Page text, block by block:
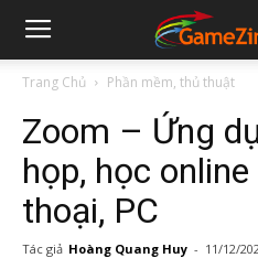
Trang Chủ Phần mềm, thủ thuật
Zoom – Ứng
họp, học
thoại, PC
Tác giả Hoàng Quang Huy - 11/12/